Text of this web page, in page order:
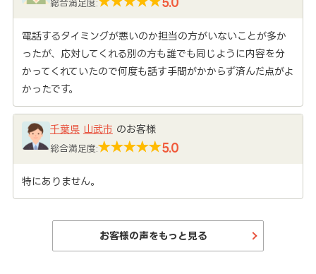
総合満足度:
電話するタイミングが悪いのか担当の方がいないことが多か
ったが、応対してくれる別の方も誰でも同じように内容を分
かってくれていたので何度も話す手間がかからず済んだ点がよ
かったです。
千葉県 山武市 のお客様
総合満足度: 5.0
特にありません。
お客様の声をもっと見る